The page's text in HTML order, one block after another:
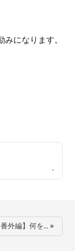
になります。
番外編】何を… »